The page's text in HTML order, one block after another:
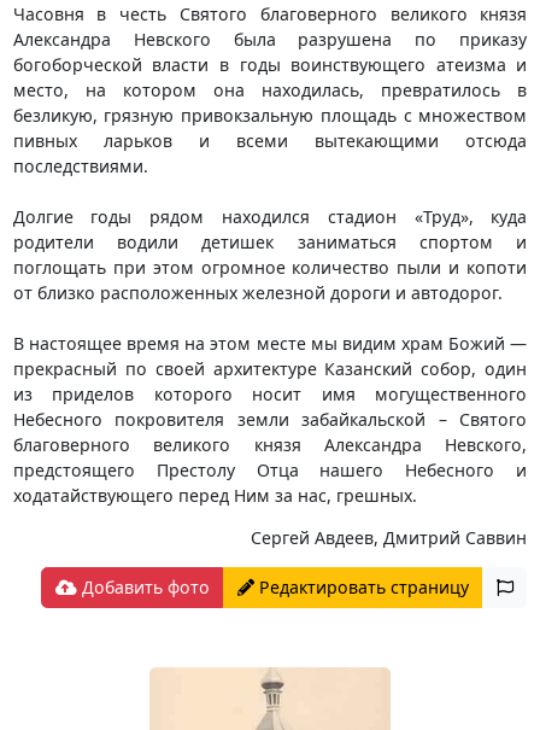
Часовня в честь Святого благоверного великого князя
Александра Невского была разрушена по приказу
богоборческой власти в годы воинствующего атеизма и
место, на котором она находилась, превратилось в
безликую, грязную привокзальную площадь с множеством
пивных ларьков и всеми вытекающими отсюда
последствиями.
Долгие годы рядом находился стадион «Труд», куда
родители водили детишек заниматься спортом и
поглощать при этом огромное количество пыли и копоти
от близко расположенных железной дороги и автодорог.
В настоящее время на этом месте мы видим храм Божий —
прекрасный по своей архитектуре Казанский собор, один
из приделов которого носит имя могущественного
Небесного покровителя земли забайкальской – Святого
благоверного великого князя Александра Невского,
предстоящего Престолу Отца нашего Небесного и
ходатайствующего перед Ним за нас, грешных.
Сергей Авдеев, Дмитрий Саввин
Добавить фото Редактировать страницу